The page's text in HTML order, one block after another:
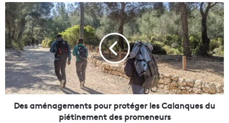
D
e
s
a
m
é
n
a
g
Des aménagements pour protéger les Calanques du
piétinement des promeneurs